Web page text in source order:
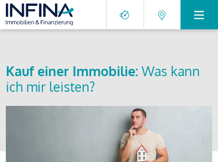
Kauf einer Immobilie: Was kann
ich mir leisten?